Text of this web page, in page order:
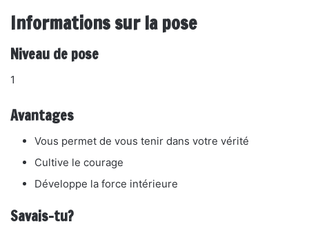
Informations sur la pose
Niveau de pose
1
Avantages
Vous permet de vous tenir dans votre vérité
Cultive le courage
Développe la force intérieure
Savais-tu?